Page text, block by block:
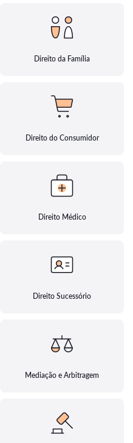
Direito da Família
Direito do Consumidor
Direito Médico
Direito Sucessório
Mediação e Arbitragem